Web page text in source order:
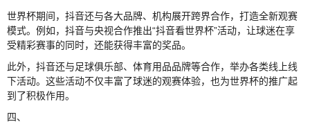
世界杯期间，抖音还与各大品牌、机构展开跨界合作，打造全新观赛
模式。例如，抖音与央视合作推出“抖音看世界杯”活动，让球迷在享
受精彩赛事的同时，还能获得丰富的奖品。
此外，抖音还与足球俱乐部、体育用品品牌等合作，举办各类线上线
下活动。这些活动不仅丰富了球迷的观赛体验，也为世界杯的推广起
到了积极作用。
四、